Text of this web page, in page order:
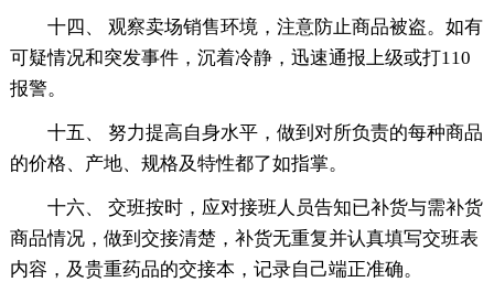
十四、 观察卖场销售环境，注意防止商品被盗。如有
可疑情况和突发事件，沉着冷静，迅速通报上级或打110
报警。
十五、 努力提高自身水平，做到对所负责的每种商品
的价格、产地、规格及特性都了如指掌。
十六、 交班按时，应对接班人员告知已补货与需补货
商品情况，做到交接清楚，补货无重复并认真填写交班表
内容，及贵重药品的交接本，记录自己端正准确。